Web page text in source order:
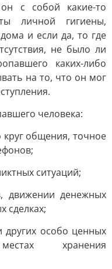
с собой какие-то
личной гигиены,
и если да, то где
не было ли
каких-либо
на то, что он мог
человека:
круг общения, точное
ситуаций;
движении денежных
сделках;
других особо ценных
хранения